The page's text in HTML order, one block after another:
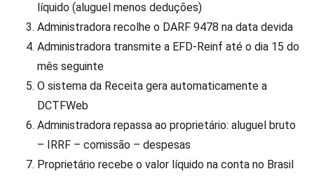
líquido (aluguel menos deduções)
Administradora recolhe o DARF 9478 na data devida
Administradora transmite a EFD-Reinf até o dia 15 do
mês seguinte
O sistema da Receita gera automaticamente a
DCTFWeb
Administradora repassa ao proprietário: aluguel bruto
– IRRF – comissão – despesas
Proprietário recebe o valor líquido na conta no Brasil